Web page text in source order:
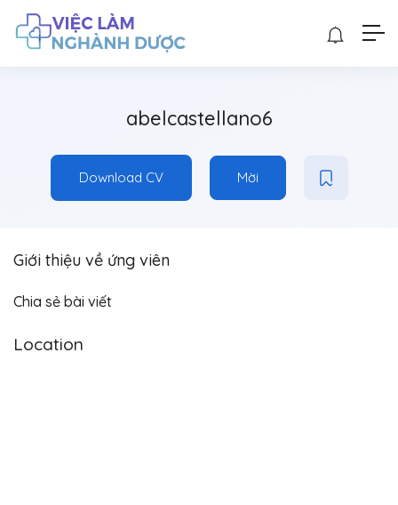
abelcastellano6
Download CV Mời
Giới thiệu về ứng viên
Chia sẻ bài viết
Location